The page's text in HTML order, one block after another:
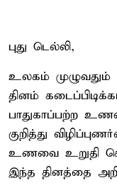
புது டெல்லி,
உலகம் முழுவதும்
தினம்
பாதுகாப்பற்ற
குறித்து
உணவை உறுதி
இந்த தினத்தை